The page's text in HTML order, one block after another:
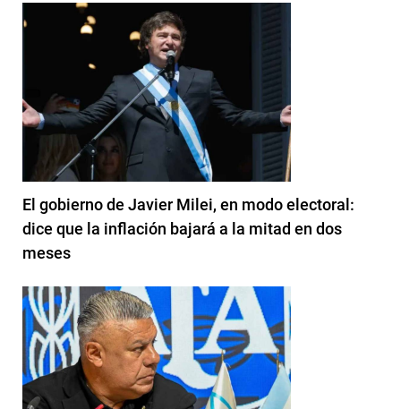
El gobierno de Javier Milei, en modo electoral:
dice que la inflación bajará a la mitad en dos
meses